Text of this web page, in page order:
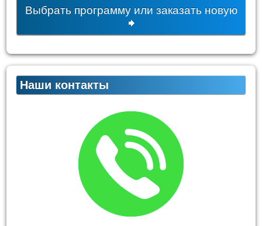
Выбрать программу или заказать новую
Наши контакты